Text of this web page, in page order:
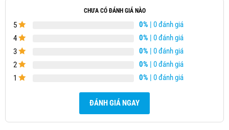
CHƯA CÓ ĐÁNH GIÁ NÀO
5 0% | 0 đánh giá
4
0% | 0 đánh giá
3
0% | 0 đánh giá
2
0% | 0 đánh giá
1
0% | 0 đánh giá
ĐÁNH GIÁ NGAY